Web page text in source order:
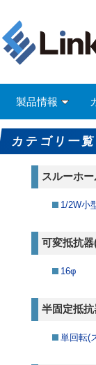
製品情報
カテゴリ一
スルーホ
1/2W小
可変抵抗
16φ
半固定抵
単回転(